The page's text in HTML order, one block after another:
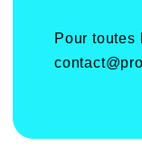
Pour toutes